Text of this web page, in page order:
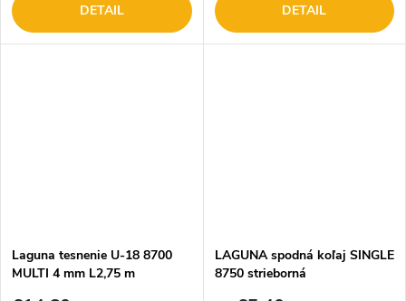
DETAIL DETAIL
Laguna tesnenie U-18 8700
MULTI 4 mm L2,75 m
LAGUNA spodná koľaj SINGLE
8750 strieborná